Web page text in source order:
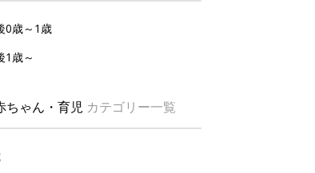
0歳～1歳
1歳～
ちゃん・育児 カテゴリー一覧